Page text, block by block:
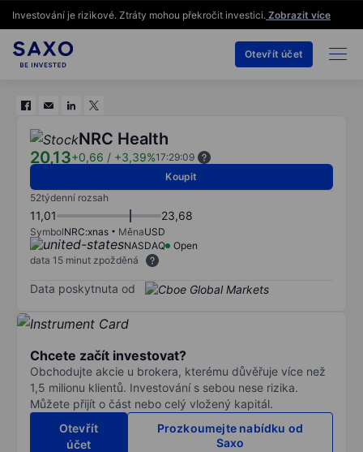
Investování je rizikové. Ztráty mohou překročit investici. Zobrazit více
Otevřít účet
NRC Health
20,13+0,66 / +3,39%17:29:09
Koupit
52týdenní rozsah
11,01 23,68
SymbolNRC:xnas MěnaUSD
NASDAQ
Open
data 15 minut zpožděná
Data poskytnuta od
Chcete začít investovat?
Obchodujte akcie u brokera, kterému důvěřuje více než
1,5 milionu klientů. Investování s sebou nese rizika.
Můžete přijít o část nebo celý vložený kapitál.
Otevřít
účet
Prozkoumejte nabídku od
Saxo